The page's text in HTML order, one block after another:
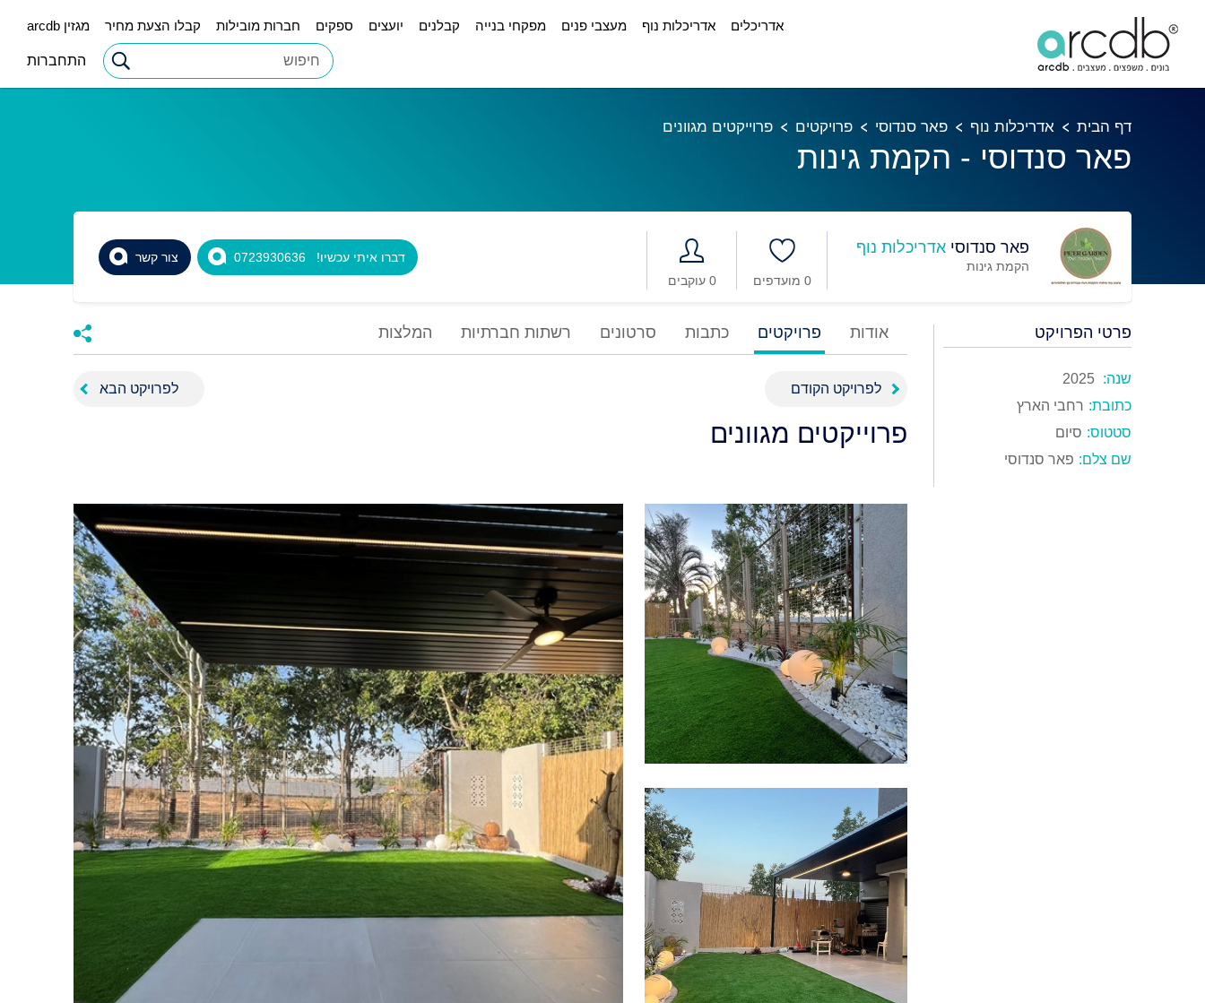
אדריכלים אדריכלות נוף מעצבי פנים מפקחי בנייה קבלנים יועצים ספקים חברות מובילות קבלו הצעת מחיר מגזין arcdb
התחברות
דף הבית אדריכלות נוף פאר סנדוסי פרויקטים פרוייקטים מגוונים
פאר סנדוסי - הקמת גינות
פאר סנדוסי אדריכלות נוף
הקמת גינות
0 עוקבים
0 מועדפים
צור קשר דברו איתי עכשיו! 0723930636
פרטי הפרויקט
שנה: 2025
כתובת: רחבי הארץ
סטטוס: סיום
שם צלם: פאר סנדוסי
אודות פרויקטים כתבות סרטונים רשתות חברתיות המלצות
לפרויקט הקודם לפרויקט הבא
פרוייקטים מגוונים